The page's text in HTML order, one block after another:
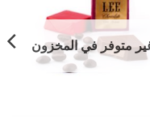
متوفر في المخزون